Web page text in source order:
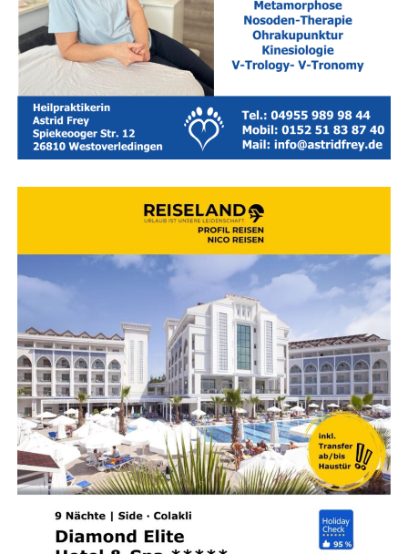
Wor­auf bei der Buchung geach­tet
wer­den sollte
Nicht jedes Hotel, das sich mit dem Sie­gel „fami­li­en­
freund­lich“ schmückt, hält in der Pra­xis alle Ver­spre­chen.
Ein genau­er Blick auf die Aus­stat­tungs­de­tails lohnt sich
daher vor der Entscheidung:
Kin­der­be­treu­ung:Gibt es qua­li­fi­zier­te Betreu­ung
in alters­ge­recht auf­ge­teil­ten Gruppen?
Sprach­an­ge­bot:Wer­den die Akti­vi­tä­ten im Kids-
Club auch auf Deutsch oder mehr­spra­chig
angeboten?
Medi­en­part­ner:Lese­r­ECHO-Ver­lag und dieFace­book­
sei­te „Wir Leera­ner“.
Rei­se­land — Ihr Rei­se­bü­ro für Ost­frie­sand — Leer — Aurich
— Emden